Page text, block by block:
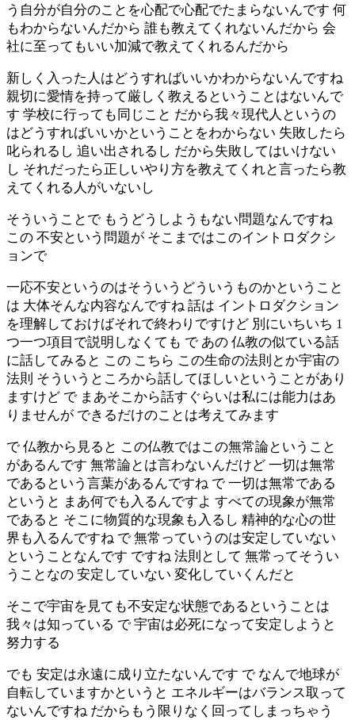
う自分が自分のことを心配で心配でたまらないんです 何
もわからないんだから 誰も教えてくれないんだから 会
社に至ってもいい加減で教えてくれるんだから
新しく入った人はどうすればいいかわからないんですね
親切に愛情を持って厳しく教えるということはないんで
す 学校に行っても同じこと だから我々現代人というの
はどうすればいいかということをわからない 失敗したら
叱られるし 追い出されるし だから失敗してはいけない
し それだったら正しいやり方を教えてくれと言ったら教
えてくれる人がいないし
そういうことで もうどうしようもない問題なんですね
この 不安という問題が そこまではこのイントロダクシ
ョンで
一応不安というのはそういうどういうものかということ
は 大体そんな内容なんですね 話は イントロダクション
を理解しておけばそれで終わりですけど 別にいちいち 1
つ一つ項目で説明しなくても で あの 仏教の似ている話
に話してみると この こちら この生命の法則とか宇宙の
法則 そういうところから話してほしいということがあり
ますけど で まあそこから話すぐらいは私には能力はあ
りませんが できるだけのことは考えてみます
で 仏教から見ると この仏教ではこの無常論ということ
があるんです 無常論とは言わないんだけど 一切は無常
であるという言葉があるんですね で 一切は無常である
というと まあ何でも入るんですよ すべての現象が無常
であると そこに物質的な現象も入るし 精神的な心の世
界も入るんですね で 無常っていうのは安定していない
ということなんです ですね 法則として 無常ってそうい
うことなの 安定していない 変化していくんだと
そこで宇宙を見ても不安定な状態であるということは
我々は知っている で 宇宙は必死になって安定しようと
努力する
でも 安定は永遠に成り立たないんです で なんで地球が
自転していますかというと エネルギーはバランス取って
ないんですね だからもう限りなく回ってしまっちゃう